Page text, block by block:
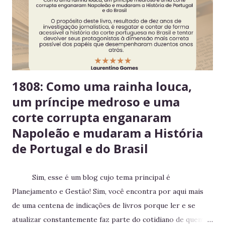
na hora Higiene imediata garante um ambiente limpo e
agradável para o próximo usuário. 5. Não deixe alimentos
estragarem Escolha um dia fixo da semana para revisar
seus itens e evitar desperdício. 6....
1808: Como uma rainha louca,
um príncipe medroso e uma
corte corrupta enganaram
Napoleão e mudaram a História
de Portugal e do Brasil
Sim, esse é um blog cujo tema principal é
Planejamento e Gestão! Sim, você encontra por aqui mais
de uma centena de indicações de livros porque ler e se
atualizar constantemente faz parte do cotidiano de quem